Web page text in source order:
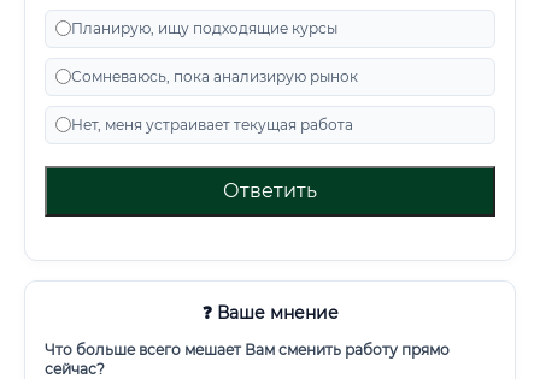
Планирую, ищу подходящие курсы
Сомневаюсь, пока анализирую рынок
Нет, меня устраивает текущая работа
Ответить
❓ Ваше мнение
Что больше всего мешает Вам сменить работу прямо
сейчас?